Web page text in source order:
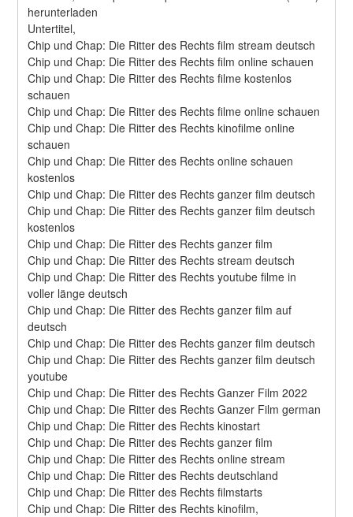
herunterladen
Untertitel,
Chip und Chap: Die Ritter des Rechts film stream deutsch
Chip und Chap: Die Ritter des Rechts film online schauen
Chip und Chap: Die Ritter des Rechts filme kostenlos
schauen
Chip und Chap: Die Ritter des Rechts filme online schauen
Chip und Chap: Die Ritter des Rechts kinofilme online
schauen
Chip und Chap: Die Ritter des Rechts online schauen
kostenlos
Chip und Chap: Die Ritter des Rechts ganzer film deutsch
Chip und Chap: Die Ritter des Rechts ganzer film deutsch
kostenlos
Chip und Chap: Die Ritter des Rechts ganzer film
Chip und Chap: Die Ritter des Rechts stream deutsch
Chip und Chap: Die Ritter des Rechts youtube filme in
voller länge deutsch
Chip und Chap: Die Ritter des Rechts ganzer film auf
deutsch
Chip und Chap: Die Ritter des Rechts ganzer film deutsch
Chip und Chap: Die Ritter des Rechts ganzer film deutsch
youtube
Chip und Chap: Die Ritter des Rechts Ganzer Film 2022
Chip und Chap: Die Ritter des Rechts Ganzer Film german
Chip und Chap: Die Ritter des Rechts kinostart
Chip und Chap: Die Ritter des Rechts ganzer film
Chip und Chap: Die Ritter des Rechts online stream
Chip und Chap: Die Ritter des Rechts deutschland
Chip und Chap: Die Ritter des Rechts filmstarts
Chip und Chap: Die Ritter des Rechts kinofilm,